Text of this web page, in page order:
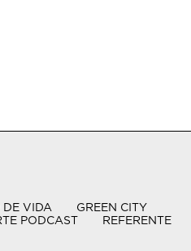
VIDA
GREEN CITY
PODCAST REFERENTE